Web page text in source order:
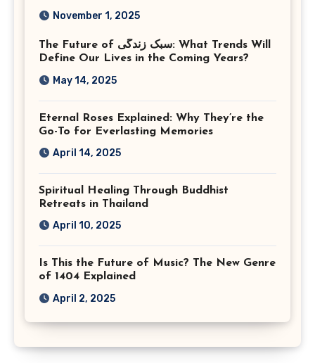
Corporate Event
Virginia
November 1, 2025
The Future of سبک زندگی: What Trends Will
Define Our Lives in the Coming Years?
May 14, 2025
Eternal Roses Explained: Why They’re the
Go-To for Everlasting Memories
April 14, 2025
Spiritual Healing Through Buddhist
Retreats in Thailand
April 10, 2025
Is This the Future of Music? The New Genre
of 1404 Explained
April 2, 2025